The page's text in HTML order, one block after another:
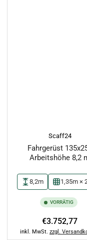
Scaff24
Fahrgerüst
Arbeitshöhe 8,2
8,2m 1,35m ×
VORRÄTIG
Normaler
Preis
€3.752,77
inkl. MwSt. zzgl.